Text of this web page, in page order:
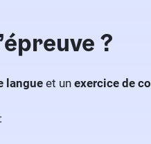
?
langue et un exercice de
: